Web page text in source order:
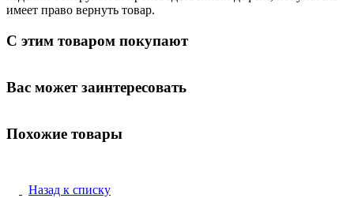
имеет право вернуть товар.
С этим товаром покупают
Вас может заинтересовать
Похожие товары
Назад к списку